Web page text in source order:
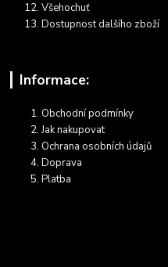
Všehochuť
Dostupnost dalšího zboží
Informace:
Obchodní podmínky
Jak nakupovat
Ochrana osobních údajů
Doprava
Platba